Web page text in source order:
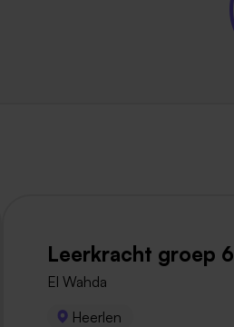
Leerkracht groep 6
El Wahda
Heerlen